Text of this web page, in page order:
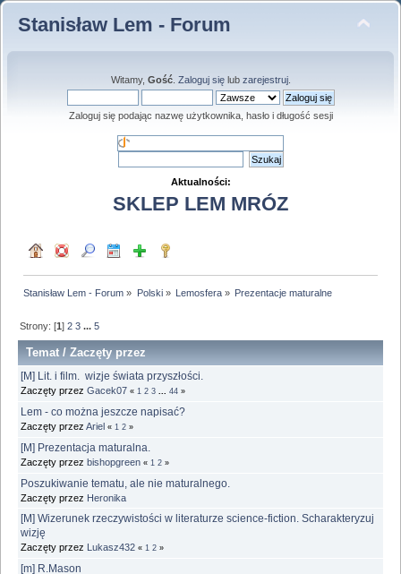
Stanisław Lem - Forum
Witamy, Gość. Zaloguj sięlub zarejestruj.
Zaloguj się podając nazwę użytkownika, hasło i długość sesji
Aktualności:
SKLEP LEM MRÓZ
Stanisław Lem - Forum » Polski» Lemosfera» Prezentacje maturalne
Strony: [1]2 3 ...5
Temat /Zaczęty przez
[M] Lit. i film. wizje świata przyszłości.
Zaczęty przez Gacek07 « 1 2 3 44 »
Lem - co można jeszcze napisać?
Zaczęty przez Ariel « 1 2 »
[M] Prezentacja maturalna.
Zaczęty przez bishopgreen « 1 2 »
Poszukiwanie tematu, ale nie maturalnego.
Zaczęty przez Heronika
[M] Wizerunek rzeczywistości w literaturze science-fiction. Scharakteryzuj
wizję
Zaczęty przez Lukasz432 « 1 2 »
[m] R.Mason